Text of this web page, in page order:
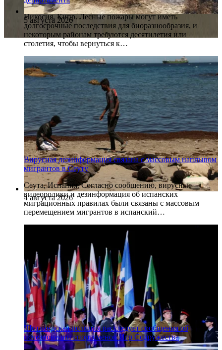
5 августа 2026
Никосия, Кипр. Лесные пожары могут иметь
долгосрочные последствия для биоразнообразия, и
некоторым районам требуются десятилетия или
столетия, чтобы вернуться к…
4 августа 2026
Вирусная дезинформация связана с массовым наплывом
мигрантов в Сеуту
Сеута, Испания. Согласно сообщению, вирусные
видеоролики и дезинформация об испанских
миграционных правилах были связаны с массовым
перемещением мигрантов в испанский…
Шотландская полиция расследует сообщения об
исчезновении спортсменов Игр Содружества